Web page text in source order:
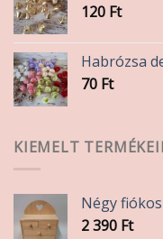
120 Ft
Habrózsa
70 Ft
KIEMELT
Négy
2 390 Ft